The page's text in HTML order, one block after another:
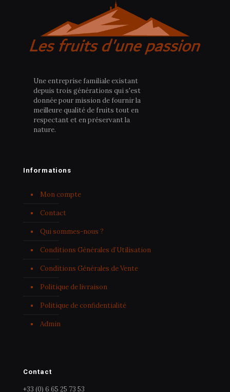
Une entreprise familiale existant
depuis trois générations qui s'est
donnée pour mission de fournir la
meilleure qualité de fruits tout en
respectant et en préservant la
nature.
Informations
Mon compte
Contact
Qui sommes-nous ?
Conditions Générales d’Utilisation
Conditions Générales de Vente
Politique de livraison
Politique de confidentialité
Admin
Contact
+33 (0) 6 65 25 73 53